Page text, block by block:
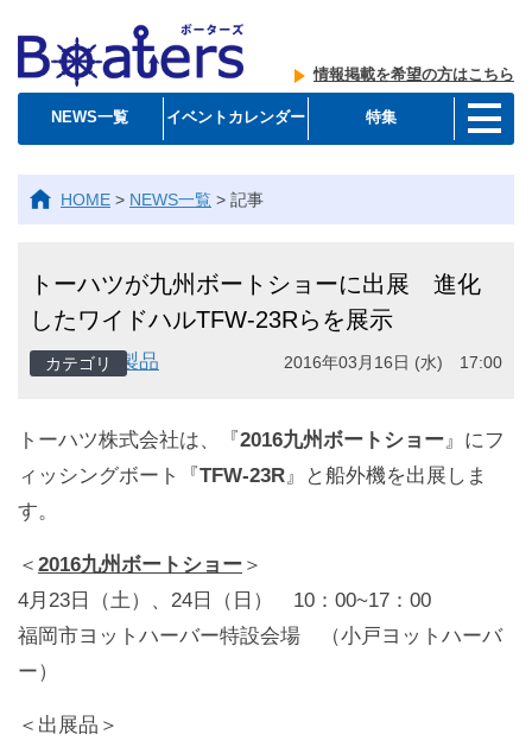
情報掲載を希望の方はこちら
NEWS一覧 イベントカレンダー 特集
HOME > NEWS一覧 > 記事
トーハツが九州ボートショーに出展 進化
したワイドハルTFW-23Rらを展示
製品 2016年03月16日 (水) 17:00
トーハツ株式会社は、『2016九州ボートショー』にフ
ィッシングボート『TFW-23R』と船外機を出展しま
す。
＜ 2016九州ボートショー ＞
4月23日（土）、24日（日） 10：00~17：00
福岡市ヨットハーバー特設会場 （小戸ヨットハーバ
ー）
＜出展品＞